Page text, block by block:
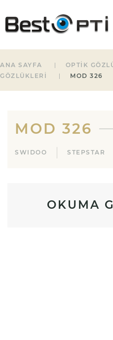
ANA SAYFA OPTIK
GÖZLÜKLERI
MOD 326
MOD 326
SWIDOO STEPSTAR
OKUMA